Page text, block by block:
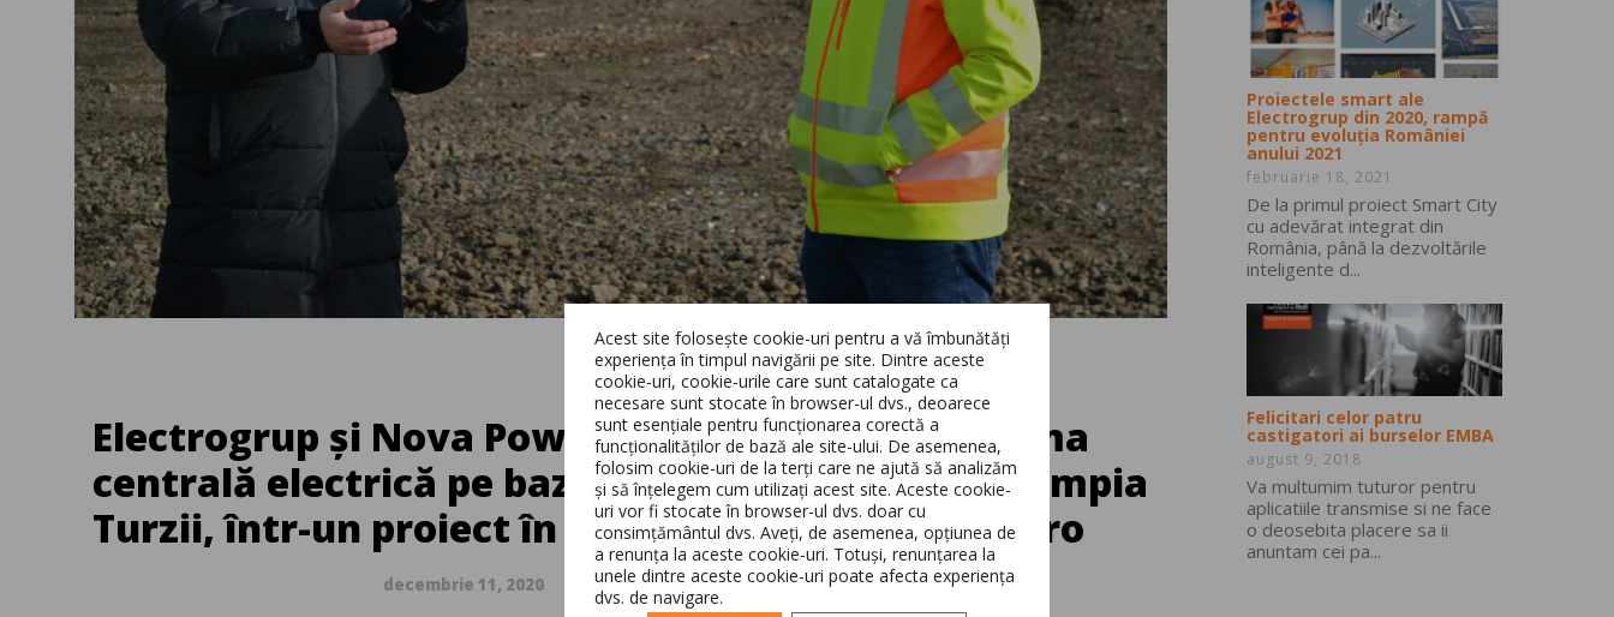
Electrogrup și Nova Power & Gas construiesc prima
centrală electrică pe bază de gaze naturale, în Câmpia
Turzii, într-un proiect în valoare de 7 milioane euro
decembrie 11, 2020 Articol Principal,Noutati,Presa
Proiectele smart ale
Electrogrup din 2020, rampă
pentru evoluția României
anului 2021
februarie 18, 2021
De la primul proiect Smart City
cu adevărat integrat din
România, până la dezvoltările
inteligente d...
Felicitari celor patru
castigatori ai burselor EMBA
august 9, 2018
Va multumim tuturor pentru
aplicatiile transmise si ne face
o deosebita placere sa ii
anuntam cei pa...
Switch The Language
Română English
Acest site folosește cookie-uri pentru a vă îmbunătăți
experiența în timpul navigării pe site. Dintre aceste
cookie-uri, cookie-urile care sunt catalogate ca
necesare sunt stocate în browser-ul dvs., deoarece
sunt esențiale pentru funcționarea corectă a
funcționalităților de bază ale site-ului. De asemenea,
folosim cookie-uri de la terți care ne ajută să analizăm
și să înțelegem cum utilizați acest site. Aceste cookie-
uri vor fi stocate în browser-ul dvs. doar cu
consimțământul dvs. Aveți, de asemenea, opțiunea de
a renunța la aceste cookie-uri. Totuși, renunțarea la
unele dintre aceste cookie-uri poate afecta experiența
dvs. de navigare.